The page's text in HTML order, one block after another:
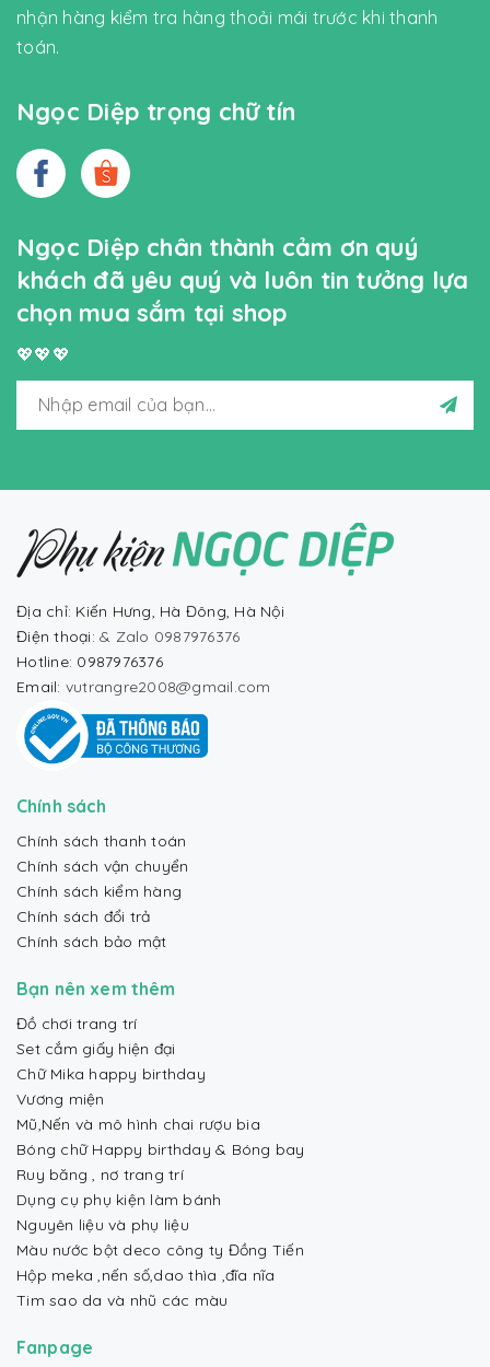
nhận hàng kiểm tra hàng thoải mái trước khi thanh
toán.
Ngọc Diệp trọng chữ tín
Ngọc Diệp chân thành cảm ơn quý
khách đã yêu quý và luôn tin tưởng lựa
chọn mua sắm tại shop
💖💖💖
Địa chỉ: Kiến Hưng, Hà Đông, Hà Nội
Điện thoại: & Zalo 0987976376
Hotline: 0987976376
Email: vutrangre2008@gmail.com
Chính sách
Chính sách thanh toán
Chính sách vận chuyển
Chính sách kiểm hàng
Chính sách đổi trả
Chính sách bảo mật
Bạn nên xem thêm
Đồ chơi trang trí
Set cắm giấy hiện đại
Chữ Mika happy birthday
Vương miện
Mũ,Nến và mô hình chai rượu bia
Bóng chữ Happy birthday & Bóng bay
Ruy băng , nơ trang trí
Dụng cụ phụ kiện làm bánh
Nguyên liệu và phụ liệu
Màu nước bột deco công ty Đồng Tiến
Hộp meka ,nến số,dao thìa ,đĩa nĩa
Tim sao da và nhũ các màu
Fanpage